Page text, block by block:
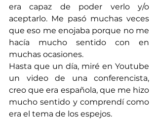
era capaz de poder verlo y/o
aceptarlo. Me pasó muchas veces
que eso me enojaba porque no me
hacía mucho sentido con en
muchas ocasiones.
Hasta que un día, miré en Youtube
un video de una conferencista,
creo que era española, que me hizo
mucho sentido y comprendí como
era el tema de los espejos.